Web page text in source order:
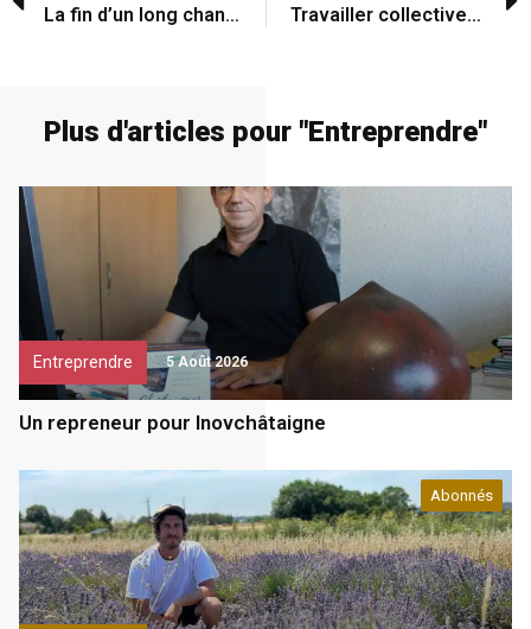
La fin d’un long chantier Travailler collectivement à améliorer la santé publique
Plus d'articles pour "Entreprendre"
Entreprendre 5 Août 2026
Un repreneur pour Inovchâtaigne
Abonnés